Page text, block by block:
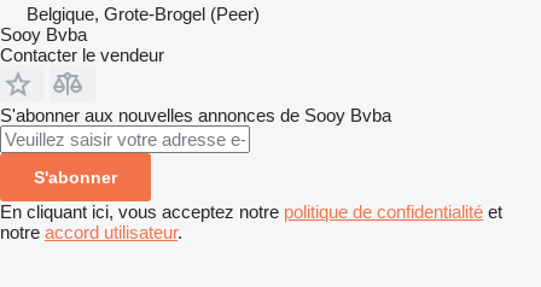
Belgique, Grote-Brogel (Peer)
Sooy Bvba
Contacter le vendeur
S'abonner aux nouvelles annonces de Sooy Bvba
S'abonner
En cliquant ici, vous acceptez notre politique de confidentialité et
notre accord utilisateur.